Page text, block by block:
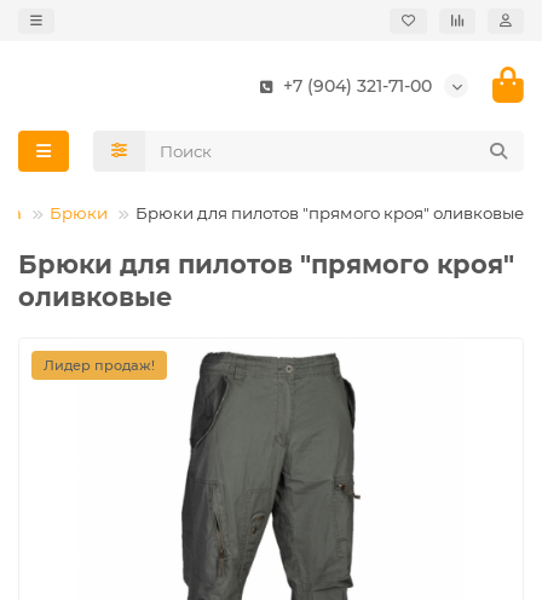
+7 (904) 321-71-00
Брюки Брюки для пилотов "прямого кроя" оливковые
Брюки для пилотов "прямого кроя"
оливковые
Лидер продаж!